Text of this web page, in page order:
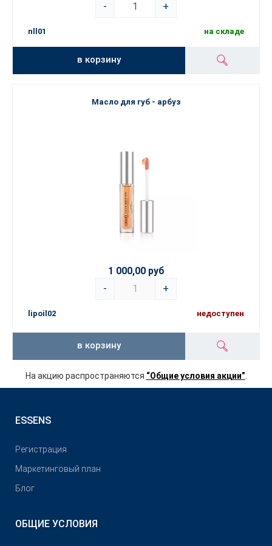
-
+
nll01 на складе
в корзину
Масло для губ - арбуз
1 000,00 руб
-
+
lipoil02 недоступен
в корзину
На акцию распространяются “Общие условия акции”
ESSENS
Pегистрация
Маркетинговый план
Блог
ОБЩИЕ УСЛОВИЯ